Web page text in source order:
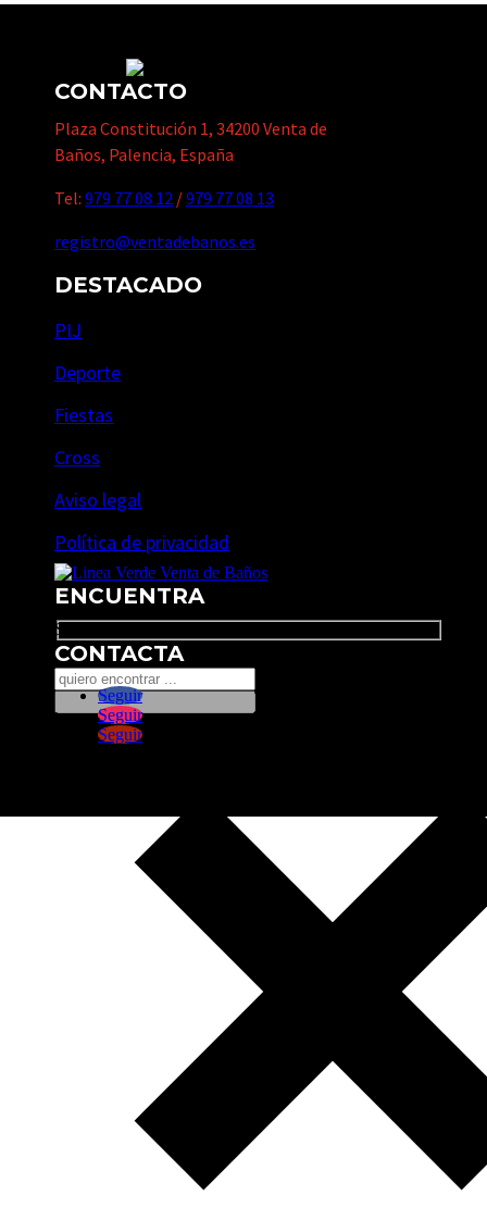
CONTACTO
Plaza Constitución 1, 34200 Venta de
Baños, Palencia, España
Tel: 979 77 08 12 /979 77 08 13
registro@ventadebanos.es
DESTACADO
PIJ
Deporte
Fiestas
Cross
Aviso legal
Política de privacidad
ENCUENTRA
Search
CONTACTA
Seguir
Seguir
Seguir